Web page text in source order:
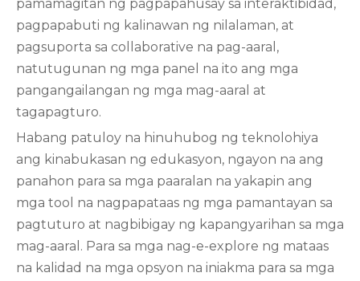
pamamagitan ng pagpapahusay sa interaktibidad,
pagpapabuti ng kalinawan ng nilalaman, at
pagsuporta sa collaborative na pag-aaral,
natutugunan ng mga panel na ito ang mga
pangangailangan ng mga mag-aaral at
tagapagturo.
Habang patuloy na hinuhubog ng teknolohiya
ang kinabukasan ng edukasyon, ngayon na ang
panahon para sa mga paaralan na yakapin ang
mga tool na nagpapataas ng mga pamantayan sa
pagtuturo at nagbibigay ng kapangyarihan sa mga
mag-aaral. Para sa mga nag-e-explore ng mataas
na kalidad na mga opsyon na iniakma para sa mga